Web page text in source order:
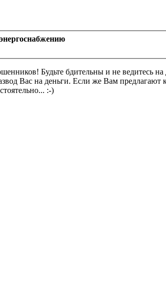
Будьте бдительны и не ведитесь
Вас на деньги. Если же Вам
:-)